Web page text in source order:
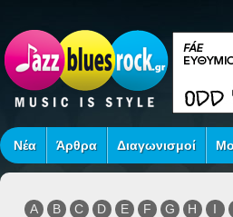
Νέα Άρθρα Διαγωνισμοί
A B C D E F G H I